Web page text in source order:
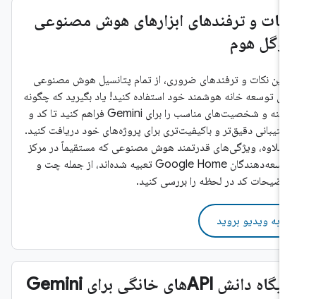
نکات و ترفندهای ابزارهای هوش مصنوعی
گوگل هوم
با این نکات و ترفندهای ضروری، از تمام پتانسیل هوش مصنوعی
برای توسعه خانه هوشمند خود استفاده کنید! یاد بگیرید که چگونه
زمینه و شخصیت‌های مناسب را برای Gemini فراهم کنید تا کد و
پشتیبانی دقیق‌تر و باکیفیت‌تری برای پروژه‌های خود دریافت کنید.
به‌علاوه، ویژگی‌های قدرتمند هوش مصنوعی که مستقیماً در مرکز
توسعه‌دهندگان Google Home تعبیه شده‌اند، از جمله چت و
توضیحات کد در لحظه را بررسی کنید.
به ویدیو بروید
پایگاه دانش APIهای خانگی برای Gemini